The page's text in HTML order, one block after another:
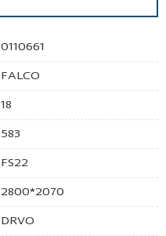
0110661
FALCO
18
583
FS22
2800*2070
DRVO